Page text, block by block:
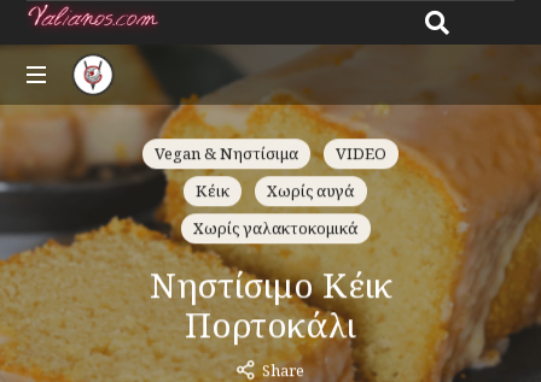
Giannos
All
about
recipes
Vegan & Νηστίσιμα
VIDEO
Κέικ
Χωρίς αυγά
Χωρίς γαλακτοκομικά
Νηστίσιμο Κέικ
Πορτοκάλι
Share